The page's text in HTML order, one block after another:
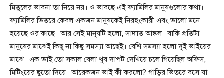
মিতুলের ভাবনা তা নিয়ে নয়। ও ভাবছে এই ফ্যামিলির মানুষগুলোর কথা।
ফ্যামিলির ভিতরে কেবল একজন মানুষকেই নিরহংকারী এবং ভালো মনে
হয়েছে ওর কাছে। আর সেই মানুষটি হলো, সাদাত আঙ্কল। বাকি প্রতিটা
মানুষের মাঝেই কিছু না কিছু সমস্যা আছেই। বেশি সমস্যা হলো দুই ভাইয়ের
মাঝে। এক ভাই তো সকাল বেলা খুব দাপট দেখিয়ে চলে গিয়েছিল অফিস,
মিটিংয়ের ছুতো দিয়ে। আরেকজন ভাই কী করলো? গাড়ির ভিতরে বসে যা